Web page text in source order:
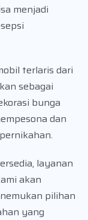
menjadi
terlaris dari
sebagai
bunga
dan
layanan
akan
pilihan
yang